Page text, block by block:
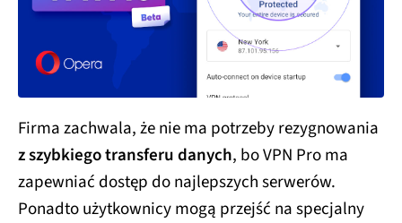
Firma zachwala, że nie ma potrzeby rezygnowania
z szybkiego transferu danych, bo VPN Pro ma
zapewniać dostęp do najlepszych serwerów.
Ponadto użytkownicy mogą przejść na specjalny